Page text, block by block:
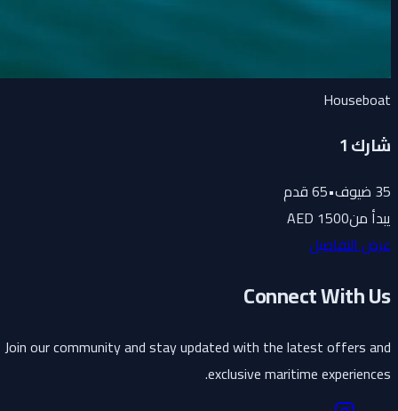
Houseboat
شارك 1
35ضيوف•
65قدم
يبدأ من1500 AED
عرض التفاصيل
Connect With Us
Join our community and stay updated with the latest offers and
exclusive maritime experiences.